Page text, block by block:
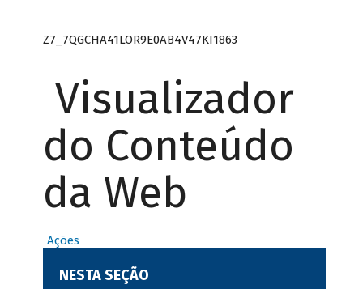
Z7_7QGCHA41LOR9E0AB4V47KI1863
Visualizador
do Conteúdo
da Web
Ações
NESTA SEÇÃO